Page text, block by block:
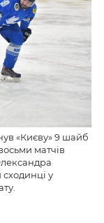
«Києву» 9 шайб
матчів
у